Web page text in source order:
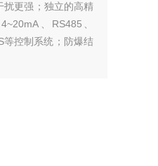
扰更强；独立的高精
、RS485、
等控制系统；防爆结